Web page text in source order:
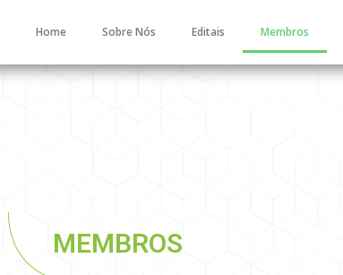
Home Sobre Nós Editais Membros
MEMBROS